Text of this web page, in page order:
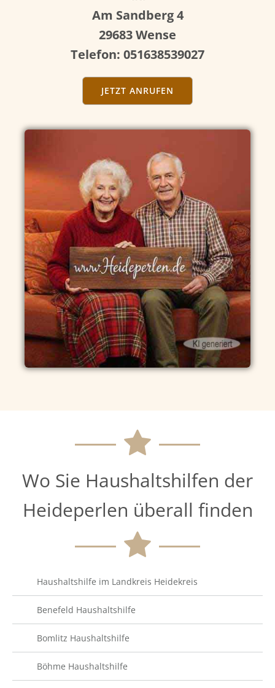
Am Sandberg 4
29683 Wense
Telefon: 051638539027
JETZT ANRUFEN
Wo Sie Haushaltshilfen der
Heideperlen überall finden
Haushaltshilfe im Landkreis Heidekreis
Benefeld Haushaltshilfe
Bomlitz Haushaltshilfe
Böhme Haushaltshilfe